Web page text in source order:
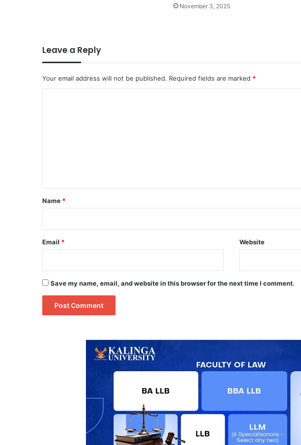
November 3, 2025
Leave a Reply
Your email address will not be published. Required fields are marked *
*
Name *
Email * Website
Save my name, email, and website in this browser for the next time I comment.